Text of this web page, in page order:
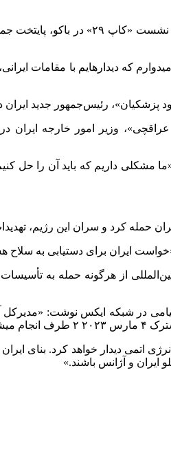
به گزارش ایسنا، رافائل گروسی» مدیرکل
که دیدارهایم با مقامات
پزشکیان»، رئیس‌جمهور جدید ایران
وزیر امور خارجه
داریم که باید آن را حل
ایران برای دستیابی به سلاح
از هرگونه حمله به
دیدار خواهد کرد. بنای
ایران و آژانس باشند.»